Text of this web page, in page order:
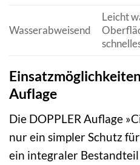
Wasserabweisend
Leicht
Auflage
Die DOPPLER Auflage
nur ein simpler Schutz
ein integraler